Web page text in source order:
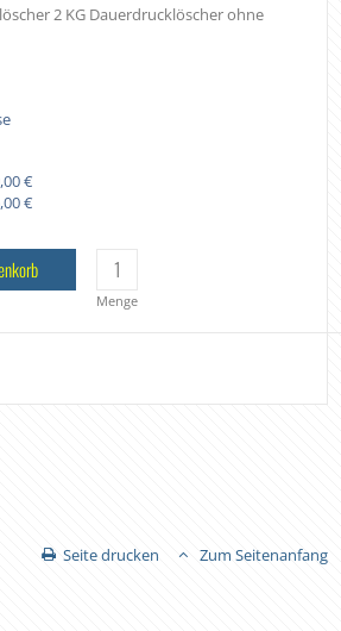
2 KG Dauerdrucklöscher ohne
€
€
Menge
Seite drucken Zum Seitenanfang